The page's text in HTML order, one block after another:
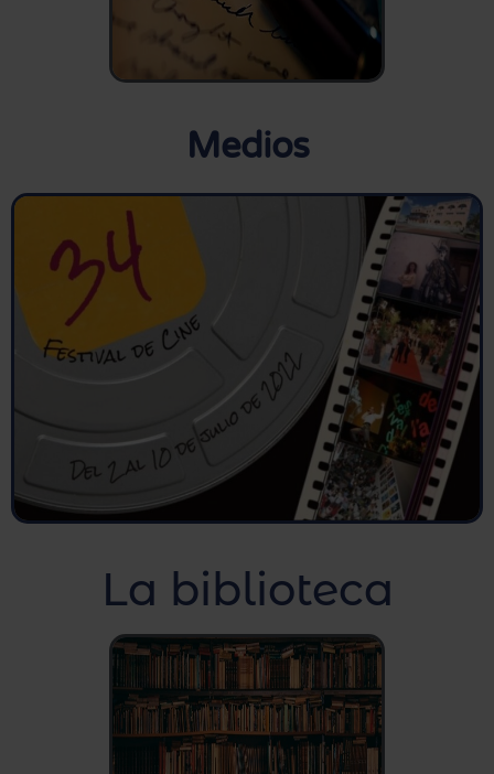
Medios
La biblioteca